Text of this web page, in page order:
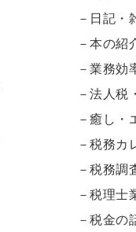
－日記・
－本の紹
－業務効
－法人税
－癒し・
－税務カ
－税務調
－税理士
－税金の